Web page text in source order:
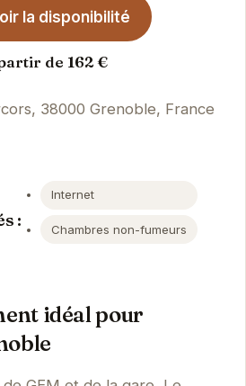
la disponibilité
de 162 €
38000 Grenoble, France
:
Internet
Chambres non-fumeurs
idéal pour